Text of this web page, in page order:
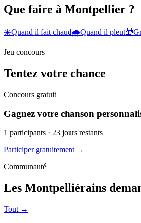
Que faire à Montpellier ?
☀️Quand il fait chaud🌧️Quand il pleut🎁
Jeu concours
Tentez votre chance
Concours gratuit
Gagnez votre chanson
1 participants · 23 jours restants
Participer gratuitement →
Communauté
Les Montpelliérains
Tout →